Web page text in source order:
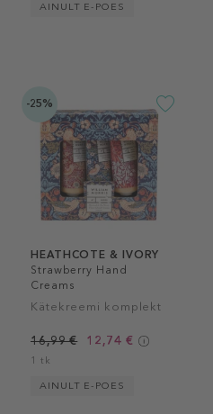
AINULT E-POES
-25%
HEATHCOTE & IVORY
Strawberry Hand
Creams
Kätekreemi komplekt
16,99 € 12,74 €
1 tk
AINULT E-POES